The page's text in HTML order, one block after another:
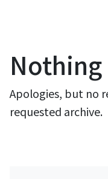
Nothing
Apologies, but no
requested archive.